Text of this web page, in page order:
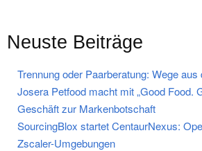
Neuste Beiträge
Trennung oder Paarberatung: Wege
Josera Petfood macht mit „Good Food.
Geschäft zur Markenbotschaft
SourcingBlox startet CentaurNexus:
Zscaler-Umgebungen